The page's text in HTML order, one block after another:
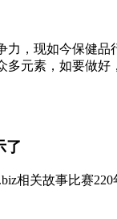
力，现如今保健
多元素，如要做
了
相关故事比赛